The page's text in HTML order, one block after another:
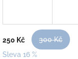
250 Kč
300 Kč
Sleva 16 %